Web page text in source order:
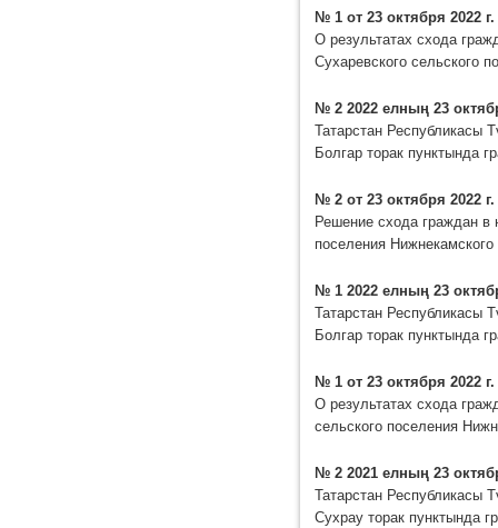
№ 1 от 23 октября 2022 г.
О результатах схода
Сухаревского сельского
№ 2 2022 елның 23
Татарстан Республикасы
Болгар торак пунктында
№ 2 от 23 октября 2022 г.
Решение схода граждан в
поселения
№ 1 2022 елның 23
Татарстан Республикасы
Болгар торак пунктында
№ 1 от 23 октября 2022 г.
О результатах схода
сельского поселения
№ 2 2021 елның 23
Татарстан Республикасы
Сухрау торак пунктында